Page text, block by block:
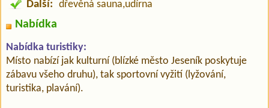
Další: dřevěná sauna,udírna
Nabídka
Nabídka turistiky:
Místo nabízí jak kulturní (blízké město Jeseník poskytuje
zábavu všeho druhu), tak sportovní vyžití (lyžování,
turistika, plavání).